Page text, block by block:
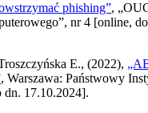
phishing”,
nr 4 [online,
E., (2022),
, Warszawa: Państwowy
17.10.2024].